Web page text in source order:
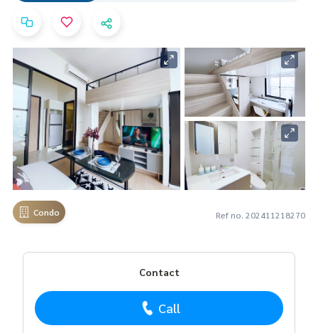
Condo Ref no. 202411218270
Contact
Call